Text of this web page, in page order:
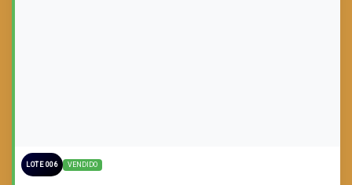
LOTE 006 VENDIDO